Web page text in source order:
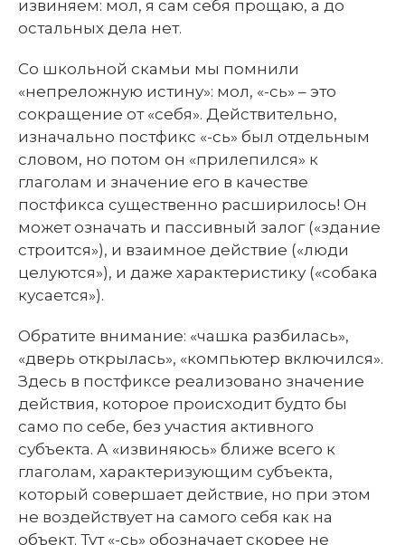
извиняем: мол, я сам себя прощаю, а до
остальных дела нет.
Со школьной скамьи мы помнили
«непреложную истину»: мол, «-сь» – это
сокращение от «себя». Действительно,
изначально постфикс «-сь» был отдельным
словом, но потом он «прилепился» к
глаголам и значение его в качестве
постфикса существенно расширилось! Он
может означать и пассивный залог («здание
строится»), и взаимное действие («люди
целуются»), и даже характеристику («собака
кусается»).
Обратите внимание: «чашка разбилась»,
«дверь открылась», «компьютер включился».
Здесь в постфиксе реализовано значение
действия, которое происходит будто бы
само по себе, без участия активного
субъекта. А «извиняюсь» ближе всего к
глаголам, характеризующим субъекта,
который совершает действие, но при этом
не воздействует на самого себя как на
объект. Тут «-сь» обозначает скорее не